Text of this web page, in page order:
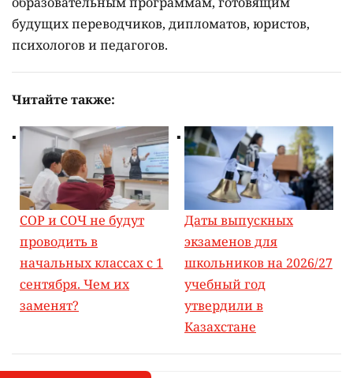
будущих переводчиков, дипломатов, юристов,
психологов и педагогов.
Читайте также:
СОР и СОЧ не будут
проводить в
начальных классах с 1
сентября. Чем их
заменят?
Даты выпускных
экзаменов для
школьников на 2026/27
учебный год
утвердили в
Казахстане